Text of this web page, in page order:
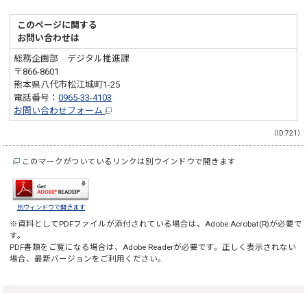
このページに関する
お問い合わせは
総務企画部 デジタル推進課
〒866-8601
熊本県八代市松江城町1-25
電話番号：0965-33-4103
お問い合わせフォーム
（ID:721）
このマークがついているリンクは別ウインドウで開きます
別ウィンドウで開きます
※資料としてPDFファイルが添付されている場合は、 Adobe Acrobat(R)が必要で
す。
PDF書類をご覧になる場合は、 Adobe Readerが必要です。正しく表示されない
場合、最新バージョンをご利用ください。